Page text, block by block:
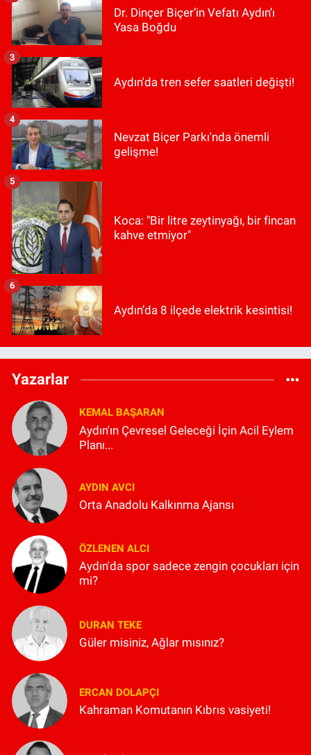
Dr. Dinçer Biçer’in Vefatı Aydın’ı
Yasa Boğdu
Aydın'da tren sefer saatleri değişti!
3
Nevzat Biçer Parkı'nda önemli
gelişme!
4
Koca: "Bir litre zeytinyağı, bir fincan
kahve etmiyor"
5
Aydın’da 8 ilçede elektrik kesintisi!
6
Yazarlar
KEMAL BAŞARAN
Aydın'ın Çevresel Geleceği İçin Acil Eylem
Planı...
AYDIN AVCI
Orta Anadolu Kalkınma Ajansı
ÖZLENEN ALCI
Aydın'da spor sadece zengin çocukları için
mi?
DURAN TEKE
Güler misiniz, Ağlar mısınız?
ERCAN DOLAPÇI
Kahraman Komutanın Kıbrıs vasiyeti!